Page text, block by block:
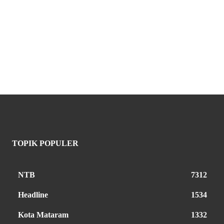
TOPIK POPULER
NTB 7312
Headline 1534
Kota Mataram 1332